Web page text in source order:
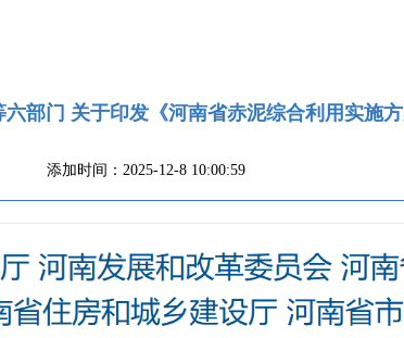
部门 关于印发《河南省赤泥综合利用实施
添加时间：2025-12-8 10:00:59